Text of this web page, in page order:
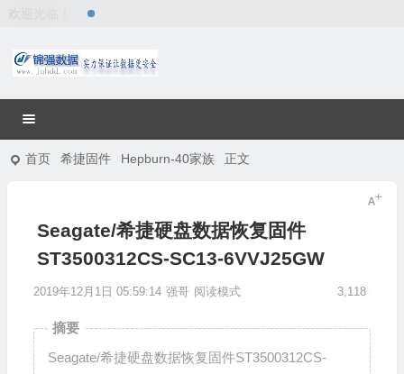
欢迎光临！
首页 希捷固件 Hepburn-40家族 正文
Seagate/希捷硬盘数据恢复固件
ST3500312CS-SC13-6VVJ25GW
2019年12月1日 05:59:14 强哥 3,118
阅读模式
摘要
Seagate/希捷硬盘数据恢复固件ST3500312CS-